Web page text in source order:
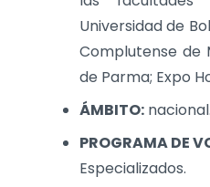
Universidad de
Complutense de
de Parma; Expo
ÁMBITO:nacional.
PROGRAMA DE
Especializados.